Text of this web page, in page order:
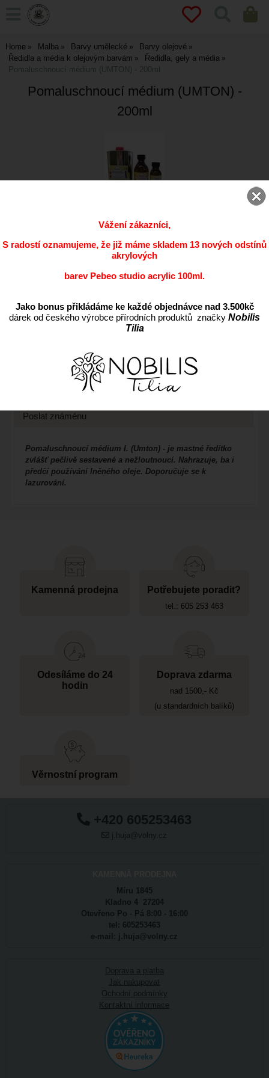
Home Malba Barvy umělecké
Barvy olejové
Ředidla a média k olejovým barvám
Ředidla, gely a média
Pomaluschnoucí médium (UMTON) - 200ml
Pomaluschnoucí médium (UMTON) -
200ml
Přidat do oblíbených
Cena s DPH: 145 CZK
Poslat známénu
Pomaluschnoucí médium I. (Umton) - je mastné ředítko
zvlášť pečlivě sestavené a nežloutnoucí. Nahrazuje, ba i
předčí používání lněného oleje. Doporučuje se k
lazurování.
Kamenná prodejna Potřebujete poradit?
tel.: 605 253 463
Odesíláme do 24
hodin
Doprava zdarma
nad 1500,- Kč
(u standardních balíků)
Věrnostní program
+420 605253463
j.huja@volny.cz
Míru 1845
Kladno 4 27204
Otevřeno Po - Pá 8:00 - 16:00
tel: 605253463
e-mail: j.huja@volny.cz
Doprava a platba
Jak nakupovat
Ochodní podmínky
Kontaktní informace
Vážení zákazníci,
S radostí oznamujeme, že již máme skladem 13 nových odstínů
akrylových
barev Pebeo studio acrylic 100ml.
Jako bonus přikládáme ke každé objednávce nad 3.500kč
dárek od českého výrobce přírodních produktů značky Nobilis
Tilia